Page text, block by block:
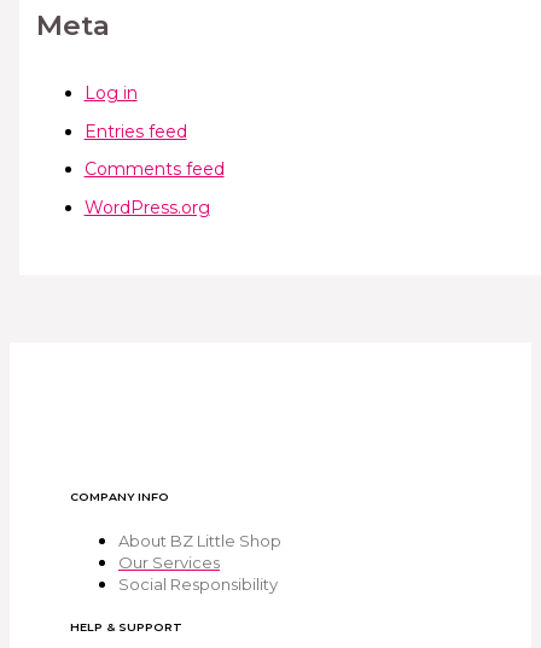
Meta
Log in
Entries feed
Comments feed
WordPress.org
COMPANY INFO
About BZ Little Shop
Our Services
Social Responsibility
HELP & SUPPORT